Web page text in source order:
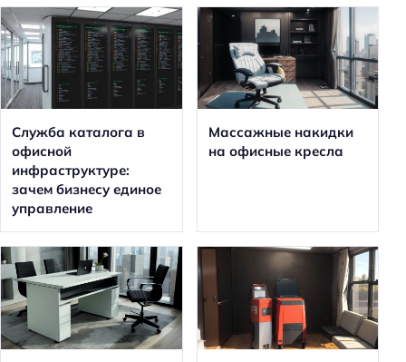
Служба каталога в
офисной
инфраструктуре:
зачем бизнесу единое
управление
Массажные накидки
на офисные кресла